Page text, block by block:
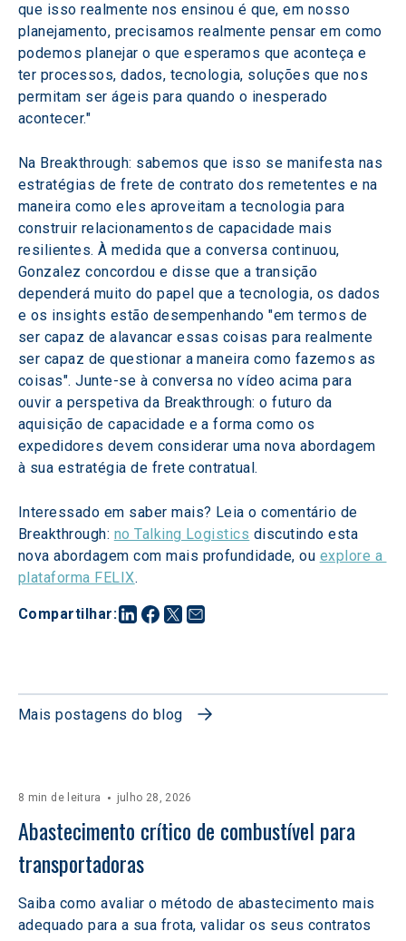
Compartilhar:
que isso realmente nos ensinou é que, em nosso
planejamento, precisamos realmente pensar em como
podemos planejar o que esperamos que aconteça e
ter processos, dados, tecnologia, soluções que nos
permitam ser ágeis para quando o inesperado
acontecer."
Na Breakthrough: sabemos que isso se manifesta nas
estratégias de frete de contrato dos remetentes e na
maneira como eles aproveitam a tecnologia para
construir relacionamentos de capacidade mais
resilientes. À medida que a conversa continuou,
Gonzalez concordou e disse que a transição
dependerá muito do papel que a tecnologia, os dados
e os insights estão desempenhando "em termos de
ser capaz de alavancar essas coisas para realmente
ser capaz de questionar a maneira como fazemos as
coisas". Junte-se à conversa no vídeo acima para
ouvir a perspetiva da Breakthrough: o futuro da
aquisição de capacidade e a forma como os
expedidores devem considerar uma nova abordagem
à sua estratégia de frete contratual.
Interessado em saber mais? Leia o comentário de
Breakthrough: no Talking Logistics discutindo esta
nova abordagem com mais profundidade, ou explore a
plataforma FELIX.
Mais postagens do blog
8 min de leitura julho 28, 2026
Abastecimento crítico de combustível para
transportadoras
Saiba como avaliar o método de abastecimento mais
adequado para a sua frota, validar os seus contratos